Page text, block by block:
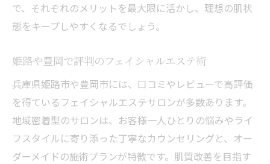
で、それぞれのメリットを最大限に活かし、理想の肌状
態をキープしやすくなるでしょう。
姫路や豊岡で評判のフェイシャルエステ術
兵庫県姫路市や豊岡市には、口コミやレビューで高評価
を得ているフェイシャルエステサロンが多数あります。
地域密着型のサロンは、お客様一人ひとりの悩みやライ
フスタイルに寄り添った丁寧なカウンセリングと、オー
ダーメイドの施術プランが特徴です。肌質改善を目指す